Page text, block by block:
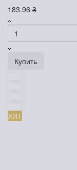
183.96 ₴
Купить
ХИТ